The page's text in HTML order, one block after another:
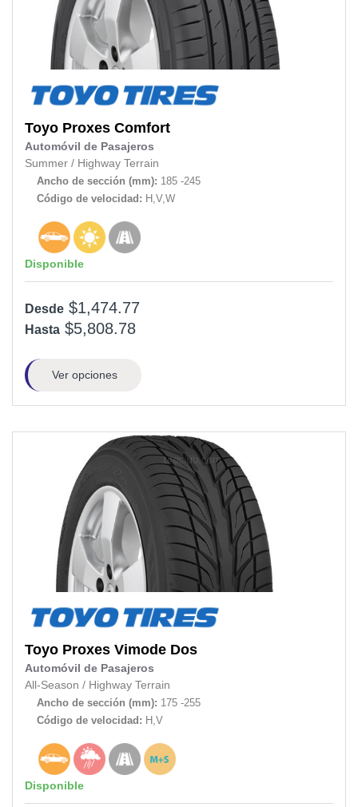
Toyo Proxes Comfort
Automóvil de Pasajeros
Summer / Highway Terrain
Ancho de sección (mm): 185 -245
Código de velocidad: H,V,W
Disponible
Desde $1,474.77
Hasta $5,808.78
Ver opciones
Toyo Proxes Vimode Dos
Automóvil de Pasajeros
All-Season / Highway Terrain
Ancho de sección (mm): 175 -255
Código de velocidad: H,V
Disponible